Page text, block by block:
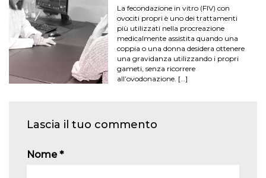
La fecondazione in vitro (FIV) con
ovociti propri è uno dei trattamenti
più utilizzati nella procreazione
medicalmente assistita quando una
coppia o una donna desidera ottenere
una gravidanza utilizzando i propri
gameti, senza ricorrere
all’ovodonazione. […]
Lascia il tuo commento
Nome*